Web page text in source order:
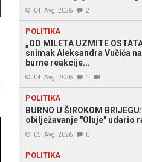
04. Avg. 2026 2
POLITIKA
„OD MILETA UZMITE
snimak Aleksandra Vučića
burne reakcije...
04. Avg. 2026 1
POLITIKA
BURNO U ŠIROKOM
obilježavanje "Oluje" udario
05. Avg. 2026 0
POLITIKA